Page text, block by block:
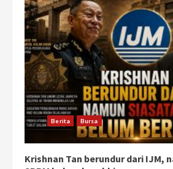
Berita Bursa
Krishnan Tan berundur dari IJM,